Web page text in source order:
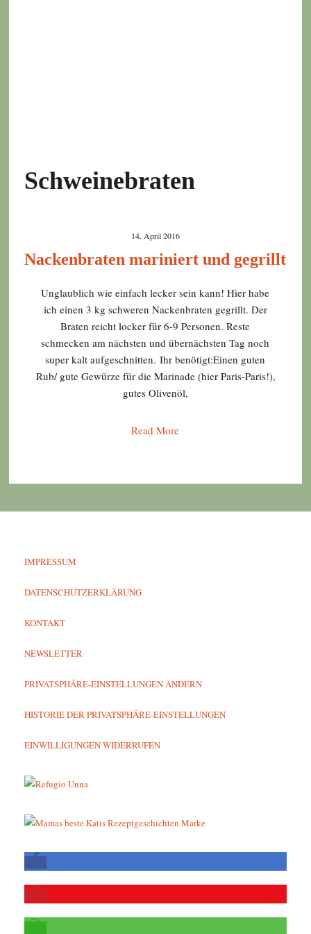
Schweinebraten
14. April 2016
Nackenbraten mariniert und gegrillt
Unglaublich wie einfach lecker sein kann! Hier habe
ich einen 3 kg schweren Nackenbraten gegrillt. Der
Braten reicht locker für 6-9 Personen. Reste
schmecken am nächsten und übernächsten Tag noch
super kalt aufgeschnitten. Ihr benötigt:Einen guten
Rub/ gute Gewürze für die Marinade (hier Paris-Paris!),
gutes Olivenöl,
Read More
IMPRESSUM
DATENSCHUTZERKLÄRUNG
KONTAKT
NEWSLETTER
PRIVATSPHÄRE-EINSTELLUNGEN ÄNDERN
HISTORIE DER PRIVATSPHÄRE-EINSTELLUNGEN
EINWILLIGUNGEN WIDERRUFEN